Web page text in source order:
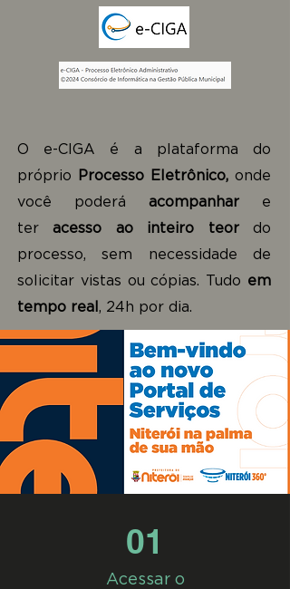
O e-CIGA é a plataforma do
próprio Processo Eletrônico, onde
você poderá acompanhar e
teracesso ao inteiro teordo
processo, sem necessidade de
solicitar vistas ou cópias. Tudo em
tempo real, 24h por dia.
01
Acessar o